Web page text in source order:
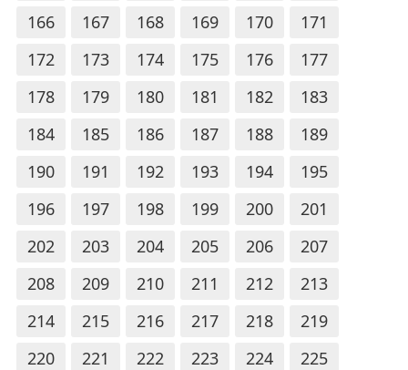
166
167 168 169 170
171
172
173 174 175 176
177
178
179 180 181 182
183
184
185 186 187 188
189
190
191 192 193 194
195
196
197 198 199 200
201
202
203 204 205 206
207
208
209 210 211 212
213
214
215 216 217 218
219
220
221 222 223 224
225